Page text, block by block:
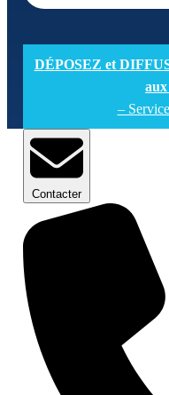
DÉPOSEZ et
–
Contacter